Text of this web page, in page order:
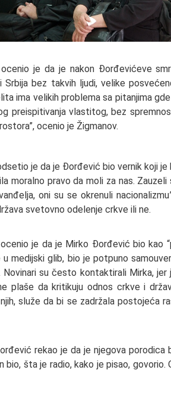
je da je nakon Đorđevićeve
bez takvih ljudi, velike
ima velikih problema sa pitanjima
preispitivanja vlastitog, bez
ocenio je Žigmanov.
je da je Đorđević bio vernik koji
moralno pravo da moli za nas.
oni su se okrenuli
svetovno odelenje crkve ili ne.
je da je Mirko Đorđević bio kao
u medijski glib, bio je potpuno
su često kontaktirali Mirka,
plaše da kritikuju odnos crkve i
služe da bi se zadržala postojeća
rekao je da je njegova porodica
šta je radio, kako je pisao, govorio.